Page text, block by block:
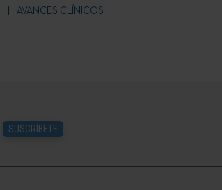
AVANCES CLÍNICOS
SUSCRÍBETE